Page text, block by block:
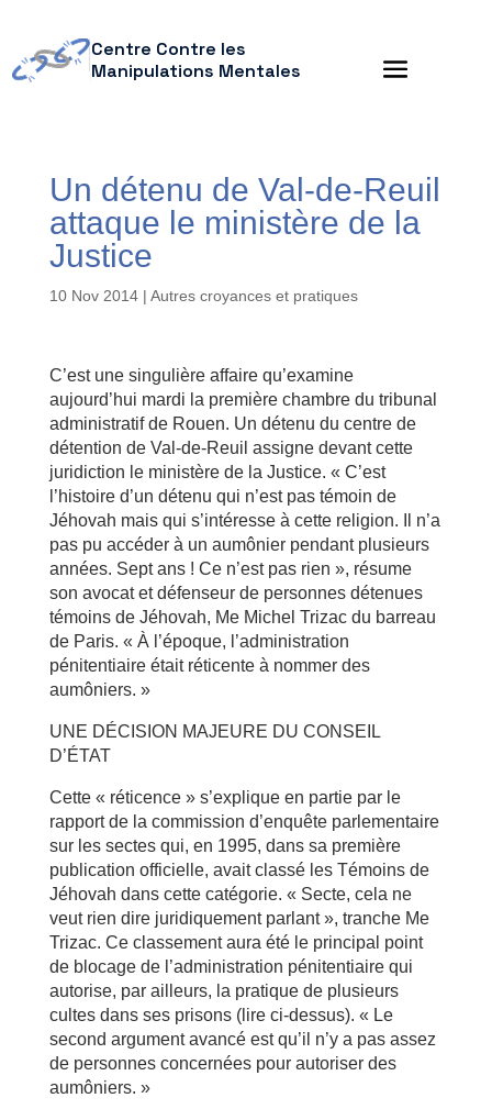
Centre Contre les
Manipulations Mentales
Un détenu de Val-de-Reuil
attaque le ministère de la
Justice
10 Nov 2014| Autres croyances et pratiques
C’est une singulière affaire qu’examine
aujourd’hui mardi la première chambre du tribunal
administratif de Rouen. Un détenu du centre de
détention de Val-de-Reuil assigne devant cette
juridiction le ministère de la Justice. « C’est
l’histoire d’un détenu qui n’est pas témoin de
Jéhovah mais qui s’intéresse à cette religion. Il n’a
pas pu accéder à un aumônier pendant plusieurs
années. Sept ans ! Ce n’est pas rien », résume
son avocat et défenseur de personnes détenues
témoins de Jéhovah, Me Michel Trizac du barreau
de Paris. « À l’époque, l’administration
pénitentiaire était réticente à nommer des
aumôniers. »
UNE DÉCISION MAJEURE DU CONSEIL
D’ÉTAT
Cette « réticence » s’explique en partie par le
rapport de la commission d’enquête parlementaire
sur les sectes qui, en 1995, dans sa première
publication officielle, avait classé les Témoins de
Jéhovah dans cette catégorie. « Secte, cela ne
veut rien dire juridiquement parlant », tranche Me
Trizac. Ce classement aura été le principal point
de blocage de l’administration pénitentiaire qui
autorise, par ailleurs, la pratique de plusieurs
cultes dans ses prisons (lire ci-dessus). « Le
second argument avancé est qu’il n’y a pas assez
de personnes concernées pour autoriser des
aumôniers. »